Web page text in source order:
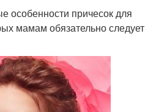
особенности причесок для
мамам обязательно следует